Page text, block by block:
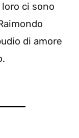
ci sono
di amore